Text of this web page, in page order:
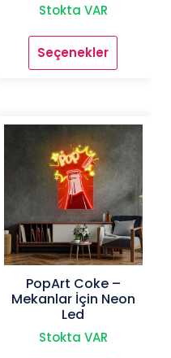
Stokta VAR
Seçenekler
Bu
varyasyonu
var.
Seçenekler
ürün
sayfasından
seçilebilir
PopArt Coke –
Mekanlar İçin Neon
Led
Stokta VAR